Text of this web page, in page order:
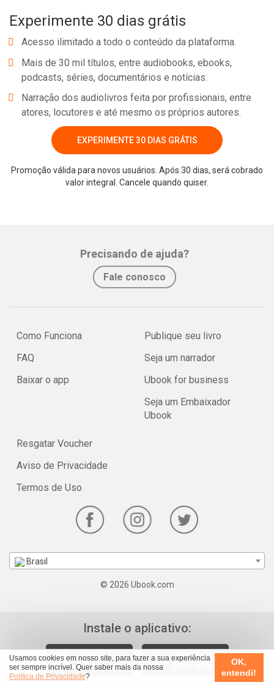
Usamos cookies em nosso site, para fazer a sua experiência
ser sempre incrível. Quer saber mais da nossa
Política de Privacidade?
OK,
entendi!
Experimente 30 dias grátis
Acesso ilimitado a todo o conteúdo da plataforma.
Mais de 30 mil títulos, entre audiobooks, ebooks,
podcasts, séries, documentários e notícias.
Narração dos audiolivros feita por profissionais, entre
atores, locutores e até mesmo os próprios autores.
EXPERIMENTE 30 DIAS GRÁTIS
Promoção válida para novos usuários. Após 30 dias, será cobrado
valor integral. Cancele quando quiser.
Precisando de ajuda?
Fale conosco
Como Funciona
FAQ
Baixar o app
Publique seu livro
Seja um narrador
Ubook for business
Seja um Embaixador
Ubook
Resgatar Voucher
Aviso de Privacidade
Termos de Uso
Brasil
© 2026 Ubook.com
Instale o aplicativo: